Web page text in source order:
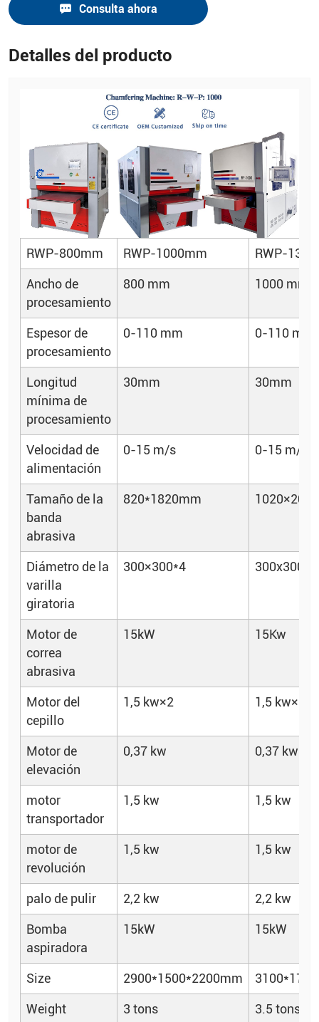
Consulta ahora
Detalles del producto
RWP-800mm RWP-1000mm
RWP-
Ancho de
procesamiento
800 mm 1000 mm
Espesor de
procesamiento
0-110 mm 0-110 mm
Longitud
mínima de
procesamiento
30mm 30mm
Velocidad de
alimentación
0-15 m/s 0-15 m/s
Tamaño de la
banda
abrasiva
820*1820mm
Diámetro de la
varilla
giratoria
300×300*4 300x300*4
Motor de
correa
abrasiva
15kW 15Kw
Motor del
cepillo
1,5 kw×2 1,5 kw×2
Motor de
elevación
0,37 kw 0,37 kw
motor
transportador
1,5 kw 1,5 kw
motor de
revolución
1,5 kw 1,5 kw
palo de pulir 2,2 kw
2,2 kw
Bomba
aspiradora
15kW 15kW
Size 2900*1500*2200mm
Weight
3 tons 3.5 tons